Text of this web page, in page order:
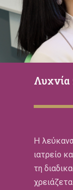
H
ιατρείο
τη